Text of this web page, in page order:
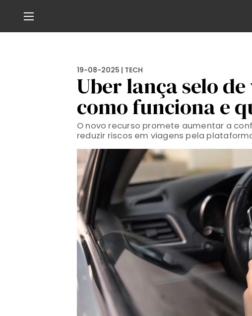
19-08-2025 | TECH
Uber lança selo
como funciona e
O novo recurso promete aumentar a
reduzir riscos em viagens pela